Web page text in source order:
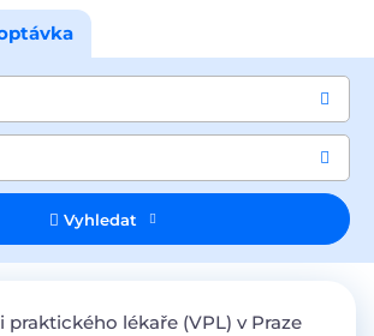
Vyhledat
praktického lékaře (VPL) v Praze